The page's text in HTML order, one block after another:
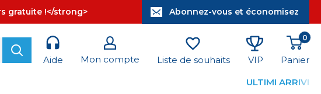
gratuite !</strong> Abonnez-vous et économisez
Aide
Mon compte Liste de souhaits VIP
0
Panier
ULTIMI ARRIVI